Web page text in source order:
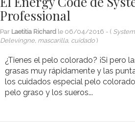
Professional
Par Laetitia Richard le 06/04/2016 - (
Delevingne, mascarilla, cuidado )
¿Tienes el pelo colorado? ¡Si pero
grasas muy rápidamente y las
los cuidados especial pelo
pelo graso y los sueros...